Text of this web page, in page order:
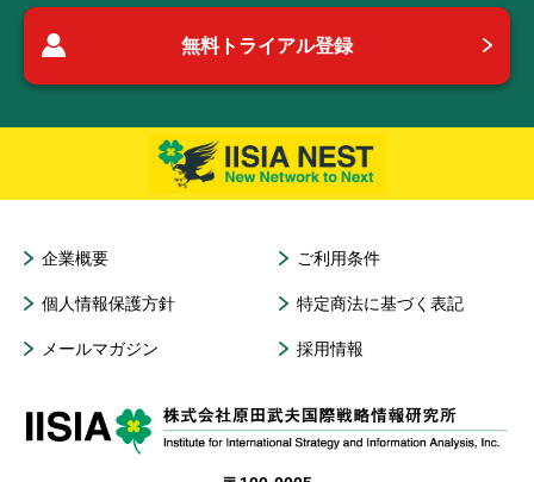
無料トライアル登録
企業概要 ご利用条件
個人情報保護方針 特定商法に基づく表記
メールマガジン 採用情報